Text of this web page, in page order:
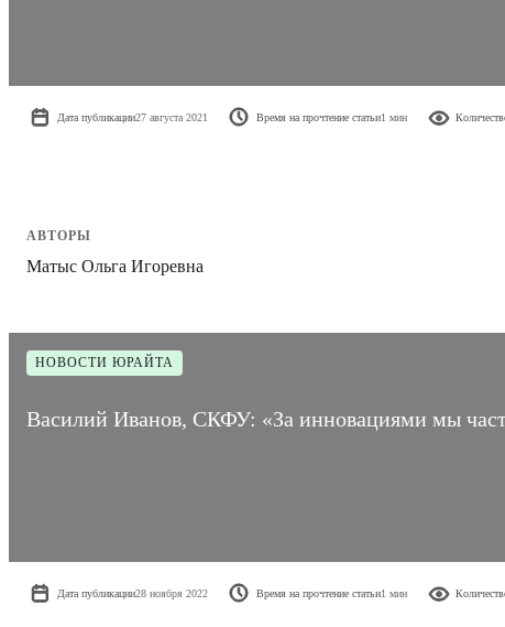
Дата публикации27 августа 2021 Время на прочтение статьи1 мин
АВТОРЫ
Матыс Ольга Игоревна
НОВОСТИ ЮРАЙТА
Василий Иванов, СКФУ: «За инновациями мы
Дата публикации28 ноября 2022 Время на прочтение статьи1 мин